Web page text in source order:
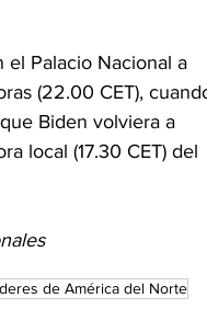
Palacio Nacional a
(22.00 CET),
Biden volviera a
local (17.30 CET) del
de América del Norte